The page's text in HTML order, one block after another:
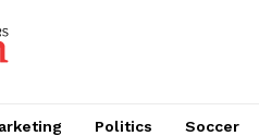
Politics Soccer